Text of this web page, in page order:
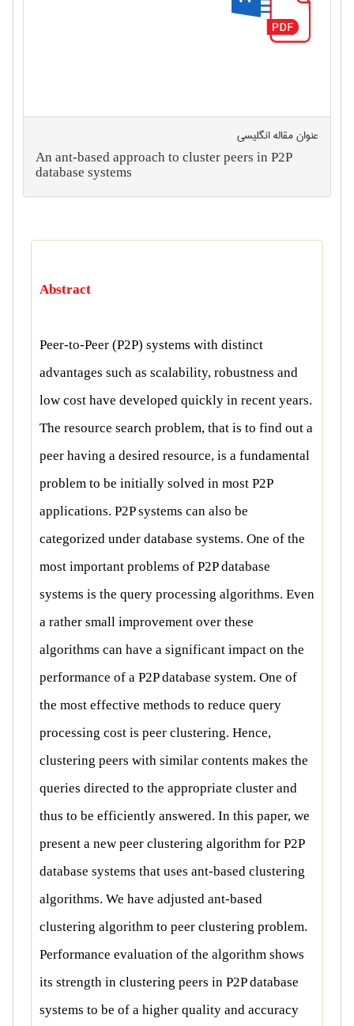
عنوان مقاله انگليسی
An ant-based approach to cluster peers in P2P
database systems
Abstract
Peer-to-Peer (P2P) systems with distinct
advantages such as scalability, robustness and
low cost have developed quickly in recent years.
The resource search problem, that is to find out a
peer having a desired resource, is a fundamental
problem to be initially solved in most P2P
applications. P2P systems can also be
categorized under database systems. One of the
most important problems of P2P database
systems is the query processing algorithms. Even
a rather small improvement over these
algorithms can have a significant impact on the
performance of a P2P database system. One of
the most effective methods to reduce query
processing cost is peer clustering. Hence,
clustering peers with similar contents makes the
queries directed to the appropriate cluster and
thus to be efficiently answered. In this paper, we
present a new peer clustering algorithm for P2P
database systems that uses ant-based clustering
algorithms. We have adjusted ant-based
clustering algorithm to peer clustering problem.
Performance evaluation of the algorithm shows
its strength in clustering peers in P2P database
systems to be of a higher quality and accuracy